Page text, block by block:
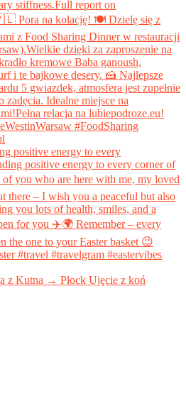
positive energy to every
z Kutna → Płock Ujęcie z koń